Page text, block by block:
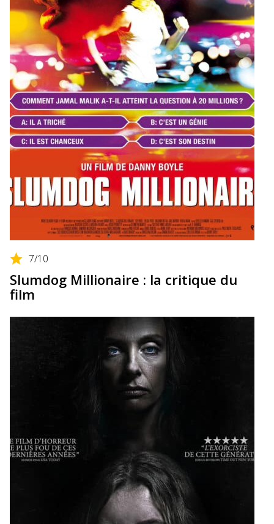
7/10
Slumdog Millionaire : la critique du
film